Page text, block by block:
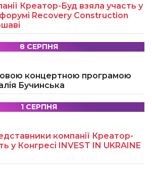
Креатор-Буд взяла участь у
Recovery Construction
8 СЕРПНЯ
концертною програмою
Бучинська
1 СЕРПНЯ
компанії Креатор-
у Конгресі INVEST IN UKRAINE